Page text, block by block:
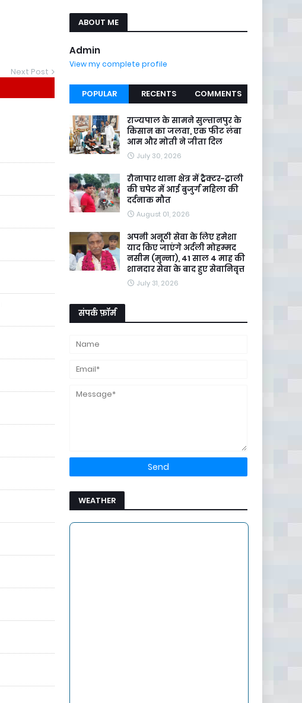
Next Post
ABOUT ME
Admin
View my complete profile
POPULAR RECENTS COMMENTS
राज्यपाल के सामने सुल्तानपुर के
किसान का जलवा, एक फीट लंबा
आम और मोती ने जीता दिल
July 30, 2026
रौनापार थाना क्षेत्र में ट्रैक्टर-ट्राली
की चपेट में आई बुजुर्ग महिला की
दर्दनाक मौत
August 01, 2026
अपनी अनूठी सेवा के लिए हमेशा
याद किए जाएंगे अर्दली मोहम्मद
नसीम (मुन्ना), 41 साल 4 माह की
शानदार सेवा के बाद हुए सेवानिवृत्त
July 31, 2026
संपर्क फ़ॉर्म
WEATHER